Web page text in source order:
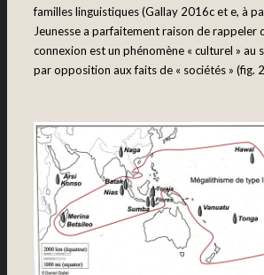
familles linguistiques (Gallay 2016c et e, à
Jeunesse a parfaitement raison de rappeler
connexion est un phénomène « culturel » au
par opposition aux faits de « sociétés » (fig.